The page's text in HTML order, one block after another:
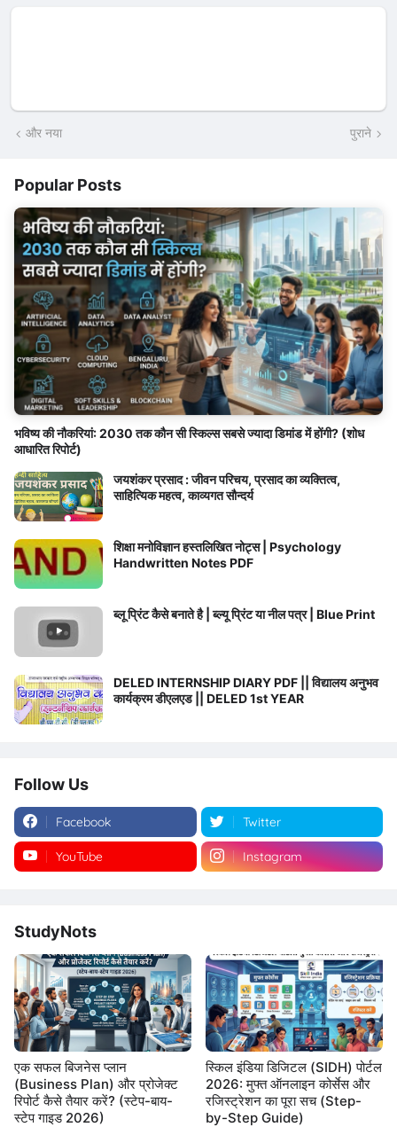
और नया पुराने
Popular Posts
भविष्य की नौकरियां: 2030 तक कौन सी स्किल्स सबसे ज्यादा डिमांड में होंगी? (शोध
आधारित रिपोर्ट)
जयशंकर प्रसाद : जीवन परिचय, प्रसाद का व्यक्तित्व,
साहित्यिक महत्व, काव्यगत सौन्दर्य
शिक्षा मनोविज्ञान हस्तलिखित नोट्स | Psychology
Handwritten Notes PDF
ब्लू प्रिंट कैसे बनाते है | ब्ल्यू प्रिंट या नील पत्र | Blue Print
DELED INTERNSHIP DIARY PDF || विद्यालय अनुभव
कार्यक्रम डीएलएड || DELED 1st YEAR
Follow Us
Facebook Twitter
YouTube Instagram
StudyNots
एक सफल बिजनेस प्लान
(Business Plan) और प्रोजेक्ट
रिपोर्ट कैसे तैयार करें? (स्टेप-बाय-
स्टेप गाइड 2026)
स्किल इंडिया डिजिटल (SIDH) पोर्टल
2026: मुफ्त ऑनलाइन कोर्सेस और
रजिस्ट्रेशन का पूरा सच (Step-
by-Step Guide)